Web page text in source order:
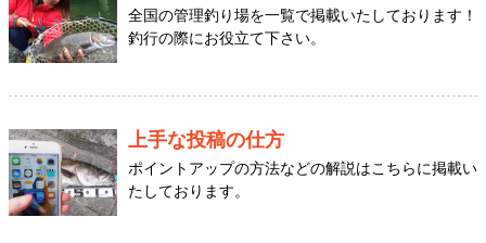
全国の管理釣り場を一覧で掲載いたしております！
釣行の際にお役立て下さい。
上手な投稿の仕方
ポイントアップの方法などの解説はこちらに掲載い
たしております。